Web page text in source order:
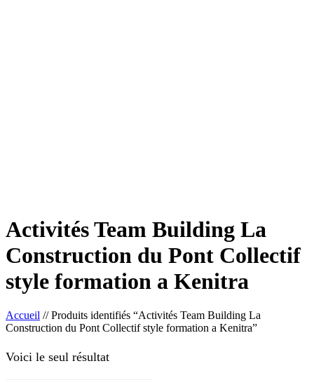
Activités Team Building La
Construction du Pont Collectif
style formation a Kenitra
Accueil //Produits identifiés “Activités Team Building La
Construction du Pont Collectif style formation a Kenitra”
Voici le seul résultat